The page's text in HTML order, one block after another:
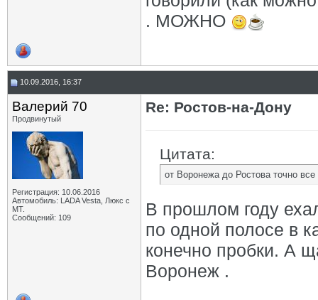
. МОЖНО
10.09.2016, 16:37
Валерий 70
Продвинутый
Регистрация: 10.06.2016
Автомобиль: LADA Vesta, Люкс с
МТ.
Сообщений: 109
Re: Ростов-на-Дону
Цитата:
от Воронежа до Ростова точно
В прошлом году
по одной полосе в
конечно пробки. А
Воронеж .